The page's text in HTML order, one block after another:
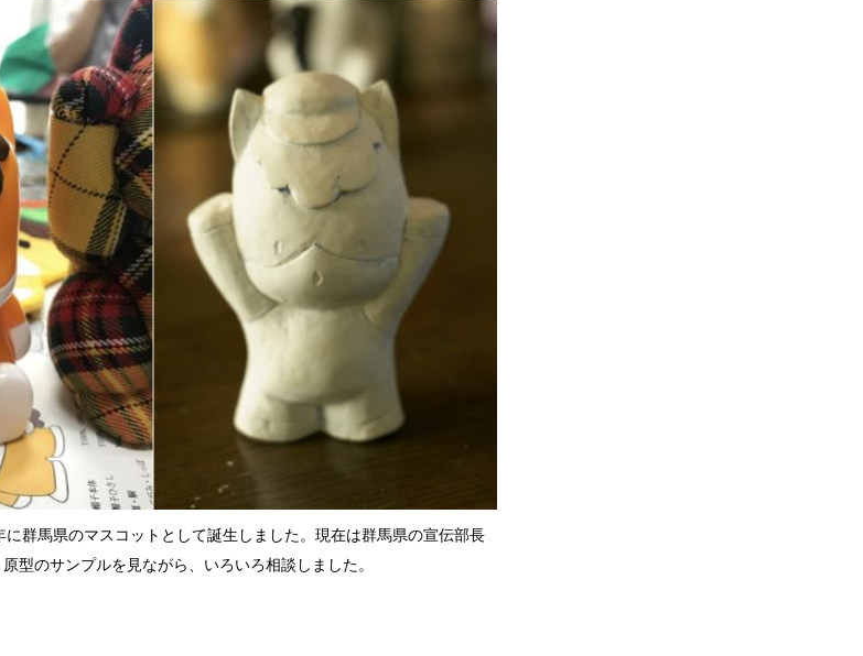
に群馬県のマスコットとして誕生しました。現在は群馬県の宣伝部長
型のサンプルを見ながら、いろいろ相談しました。